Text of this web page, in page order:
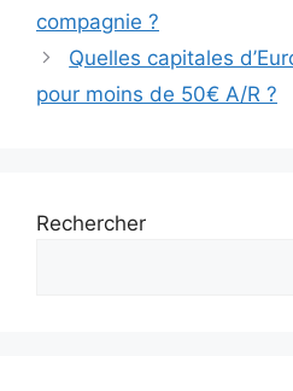
compagnie ?
Quelles capitales
pour moins de 50€ A/R ?
Rechercher